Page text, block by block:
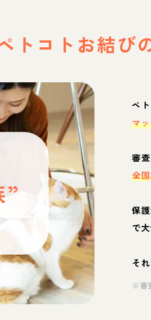
トコトお結び
ペ
マ
審
全
保
で
そ
※審